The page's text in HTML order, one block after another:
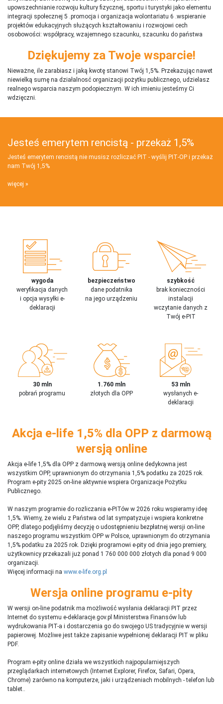
upowszechnianie rozwoju kultury fizycznej, sportu i turystyki jako elementu
integracji społecznej 5 .promocja i organizacja wolontariatu 6 .wspieranie
projektów edukacyjnych służących kształtowaniu i rozwojowi cech
osobowości: współpracy, wzajemnego szacunku, szacunku do państwa
Dziękujemy za Twoje wsparcie!
Nieważne, ile zarabiasz i jaką kwotę stanowi Twój 1,5%. Przekazując nawet
niewielką sumę na działalnosć organizacji pożytku publicznego, udzielasz
realnego wsparcia naszym podopiecznym. W ich imieniu jesteśmy Ci
wdzięczni.
Jesteś emerytem rencistą - przekaż 1,5%
Jesteś emerytem rencistą nie musisz rozliczać PIT - wyślij PIT‑OP i przekaż
nam Twój 1,5%
więcej
wygoda
weryfikacja danych
i opcja wysyłki e-
deklaracji
bezpieczeństwo
dane podatnika
na jego urządzeniu
szybkość
brak konieczności
instalacji
wczytanie danych z
Twój e-PIT
30 mln
pobrań programu
1.760 mln
złotych dla OPP
53 mln
wysłanych e-
deklaracji
Akcja e-life 1,5% dla OPP z darmową
wersją online
Akcja e-life 1,5% dla OPP z darmową wersją online dedykowna jest
wszystkim OPP, uprawnionym do otrzymania 1,5% podatku za 2025 rok.
Program e-pity 2025 on-line aktywnie wspiera Organizacje Pożytku
Publicznego.
W naszym programie do rozliczania e-PITów w 2026 roku wspieramy ideę
1,5%. Wiemy, że wielu z Państwa od lat sympatyzuje i wspiera konkretne
OPP, dlatego podjęliśmy decyzję o udostępnieniu bezpłatnej wersji on-line
naszego programu wszystkim OPP w Polsce, uprawnionym do otrzymania
1,5% podatku za 2025 rok. Dzięki programowi e-pity od dnia jego premiery,
użytkownicy przekazali już ponad 1 760 000 000 złotych dla ponad 9 000
organizacji.
Więcej informacji na www.e-life.org.pl
Wersja online programu e-pity
W wersji on-line podatnik ma możliwość wysłania deklaracji PIT przez
Internet do systemu e-deklaracje.gov.pl Ministerstwa Finansów lub
wydrukowania PIT-a i dostarczenia go do swojego US tradycyjnie w wersji
papierowej. Możliwe jest także zapisanie wypełnionej deklaracji PIT w pliku
PDF.
Program e-pity online działa we wszystkich najpopularniejszych
przeglądarkach internetowych (Internet Explorer, Firefox, Safari, Opera,
Chrome) zarówno na komputerze, jaki i urządzeniach mobilnych - telefon lub
tablet..